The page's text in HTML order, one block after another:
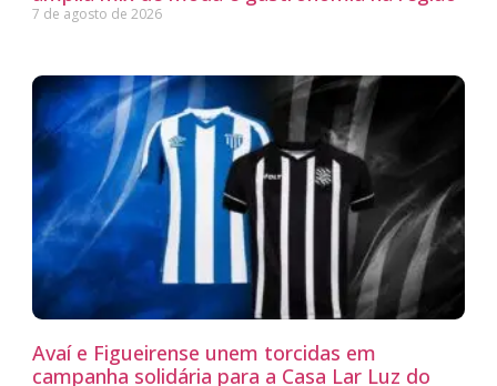
7 de agosto de 2026
Avaí e Figueirense unem torcidas em
campanha solidária para a Casa Lar Luz do